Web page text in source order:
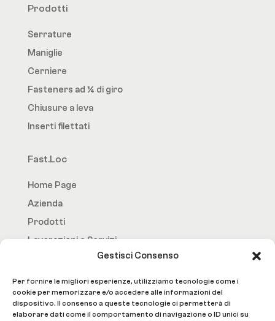
Gestisci Consenso
Per fornire le migliori esperienze, utilizziamo tecnologie come i
cookie per memorizzare e/o accedere alle informazioni del
dispositivo. Il consenso a queste tecnologie ci permetterà di
elaborare dati come il comportamento di navigazione o ID unici su
Prodotti
Serrature
Maniglie
Cerniere
Fasteners ad ¼ di giro
Chiusure a leva
Inserti filettati
Fast.Loc
Home Page
Azienda
Prodotti
Lavorazioni e Servizi
Social